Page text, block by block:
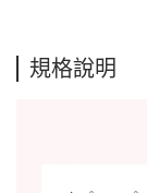
規格說明